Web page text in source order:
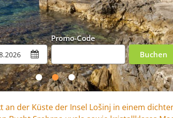
Promo-Code
Buchen
der Küste der Insel Lošinj in einem